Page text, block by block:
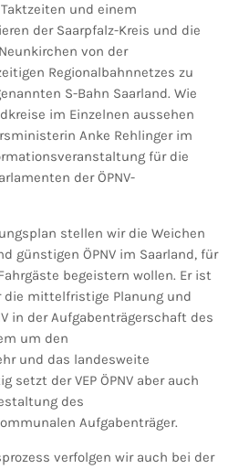
und einem
der Saarpfalz-Kreis und die
von der
Regionalbahnnetzes zu
S-Bahn Saarland. Wie
im Einzelnen aussehen
Anke Rehlinger im
für die
der ÖPNV-
stellen wir die Weichen
günstigen ÖPNV im Saarland, für
begeistern wollen. Er ist
mittelfristige Planung und
in der Aufgabenträgerschaft des
um den
und das landesweite
setzt der VEP ÖPNV aber auch
des
Aufgabenträger.
verfolgen wir auch bei der